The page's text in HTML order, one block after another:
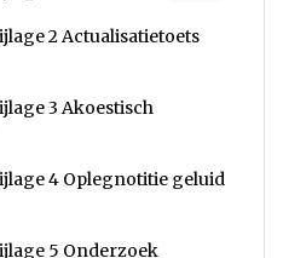
2 Actualisatietoets
3 Akoestisch
4 Oplegnotitie geluid
5 Onderzoek